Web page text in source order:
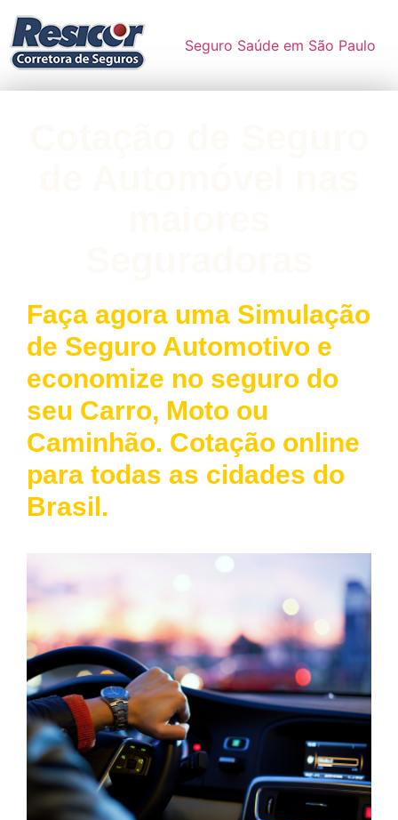
Seguro Saúde em São Paulo
Faça agora uma Simulação
de Seguro Automotivo e
economize no seguro do
seu Carro, Moto ou
Caminhão. Cotação online
para todas as cidades do
Brasil.